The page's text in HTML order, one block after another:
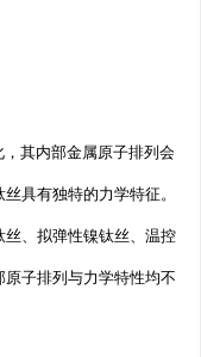
其内部金属原子排列会
具有独特的力学特征。
丝、拟弹性镍钛丝、温控
子排列与力学特性均不